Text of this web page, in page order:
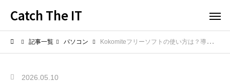
Catch The IT
記事一覧 パソコン Kokomiteフリーソフトの使い方は？導入前に知りたい基本を解説
2026.05.10